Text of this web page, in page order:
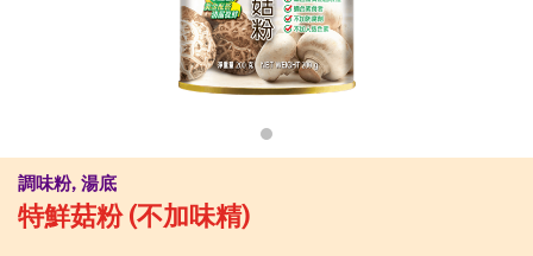
調味粉, 湯底
特鮮菇粉 (不加味精)